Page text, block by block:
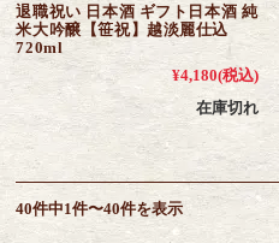
退職祝い 日本酒 ギフト日本酒 純
米大吟醸【笹祝】越淡麗仕込
720ml
¥4,180(税込)
在庫切れ
40件中1件〜40件を表示